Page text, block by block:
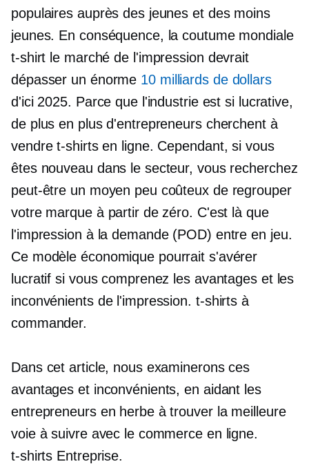
populaires auprès des jeunes et des moins
jeunes. En conséquence, la coutume mondiale
t-shirt le marché de l'impression devrait
dépasser un énorme 10 milliards de dollars
d'ici 2025. Parce que l'industrie est si lucrative,
de plus en plus d'entrepreneurs cherchent à
vendret-shirtsen ligne. Cependant, si vous
êtes nouveau dans le secteur, vous recherchez
peut-être un moyen peu coûteux de regrouper
votre marque à partir de zéro. C'est là que
l'impression à la demande (POD) entre en jeu.
Ce modèle économique pourrait s'avérer
lucratif si vous comprenez les avantages et les
inconvénients de l'impression. t-shirts à
commander.
Dans cet article, nous examinerons ces
avantages et inconvénients, en aidant les
entrepreneurs en herbe à trouver la meilleure
voie à suivre avec le commerce en ligne.
t-shirts Entreprise.